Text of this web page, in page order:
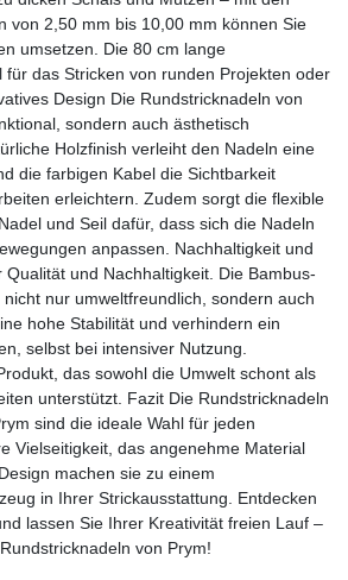
von 2,50 mm bis 10,00 mm können Sie
umsetzen. Die 80 cm lange
für das Stricken von runden Projekten oder
Design Die Rundstricknadeln von
sondern auch ästhetisch
Holzfinish verleiht den Nadeln eine
die farbigen Kabel die Sichtbarkeit
erleichtern. Zudem sorgt die flexible
und Seil dafür, dass sich die Nadeln
anpassen. Nachhaltigkeit und
und Nachhaltigkeit. Die Bambus-
nur umweltfreundlich, sondern auch
hohe Stabilität und verhindern ein
selbst bei intensiver Nutzung.
das sowohl die Umwelt schont als
unterstützt. Fazit Die Rundstricknadeln
sind die ideale Wahl für jeden
Vielseitigkeit, das angenehme Material
machen sie zu einem
in Ihrer Strickausstattung. Entdecken
lassen Sie Ihrer Kreativität freien Lauf –
von Prym!